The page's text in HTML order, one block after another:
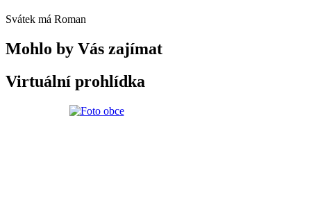
Svátek má Roman
Mohlo by Vás zajímat
Virtuální prohlídka